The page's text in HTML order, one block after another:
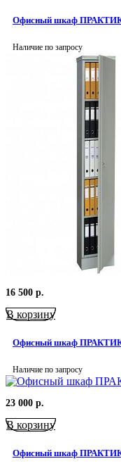
Офисный шкаф ПРАКТИК
Наличие по запросу
16 500 р.
В корзину
Офисный шкаф ПРАКТИК
Наличие по запросу
23 000 р.
В корзину
Офисный шкаф ПРАКТИК